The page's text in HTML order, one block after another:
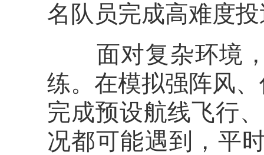
名队员完成高难度
面对复杂环境，
练。在模拟强阵风
完成预设航线飞行
况都可能遇到，平